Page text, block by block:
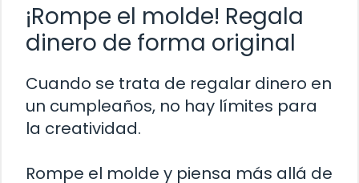
¡Rompe el molde! Regala
dinero de forma original
Cuando se trata de regalar dinero en
un cumpleaños, no hay límites para
la creatividad.
Rompe el molde y piensa más allá de